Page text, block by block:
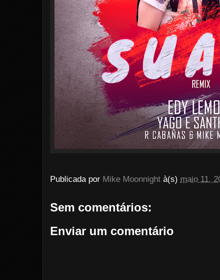
Publicada por Mike Moonnight à(s) maio 11,
Sem comentários:
Enviar um comentário